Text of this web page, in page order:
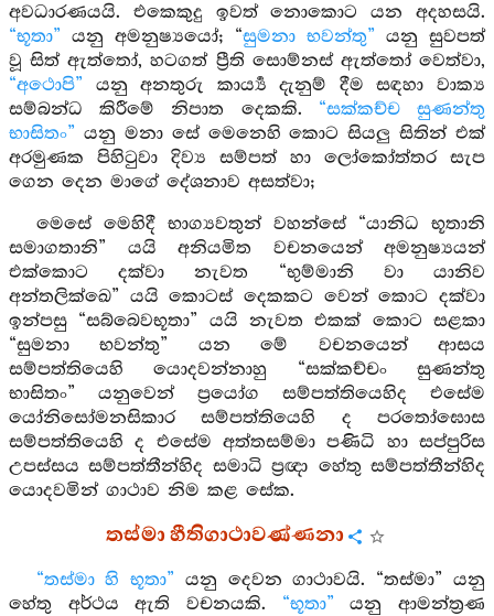
අවධාරණයයි. එකෙකුදු ඉවත් නොකොට යන අදහසයි.
“භූතා” යනු අමනුෂ්‍යයෝ; “සුමනා භවන්තු” යනු සුවපත්
වූ සිත් ඇත්තෝ, හටගත් ප්‍රීති සොම්නස් ඇත්තෝ වෙත්වා,
“අථොපි” යනු අනතුරු කාර්‍ය්‍ය දැනුම් දීම සඳහා වාක්‍ය
සම්බන්ධ කිරීමේ නිපාත දෙකකි. “සක්කච්ච සුණන්තු
භාසිතං” යනු මනා සේ මෙනෙහි කොට සියලු සිතින් එක්
අරමුණක පිහිටුවා දිව්‍ය සම්පත් හා ලෝකෝත්තර සැප
ගෙන දෙන මාගේ දේශනාව අසත්වා;
මෙසේ මෙහිදී භාග්‍යවතුන් වහන්සේ “යානිධ භූතානි
සමාගතානි” යයි අනියමිත වචනයෙන් අමනුෂ්‍යයන්
එක්කොට දක්වා නැවත “භුම්මානි වා යානිව
අන්තලික්ඛෙ” යයි කොටස් දෙකකට වෙන් කොට දක්වා
ඉන්පසු “සබ්බෙවභූතා” යයි නැවත එකක් කොට සළකා
“සුමනා භවන්තු” යන මේ වචනයෙන් ආසය
සම්පත්තියෙහි යොදවන්නාහු “සක්කච්චං සුණන්තු
භාසිතං” යනුවෙන් ප්‍රයෝග සම්පත්තියෙහිද එසේම
යෝනිසෝමනසිකාර සම්පත්තියෙහි ද පරතෝඝොස
සම්පත්තියෙහි ද එසේම අත්තසම්මා පණිධි හා සප්පුරිස
උපස්සය සම්පත්තීන්හිද සමාධි ප්‍රඥා හේතු සම්පත්තීන්හිද
යොදවමින් ගාථාව නිම කළ සේක.
තස්මා හීතිගාථාවණ්ණනා
“තස්මා හි භූතා” යනු දෙවන ගාථාවයි. “තස්මා” යනු
හේතු අර්ථය ඇති වචනයකි. “භූතා” යනු ආමන්ත්‍රණ